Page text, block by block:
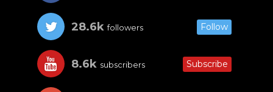
28.6k followers Follow
8.6k subscribers Subscribe